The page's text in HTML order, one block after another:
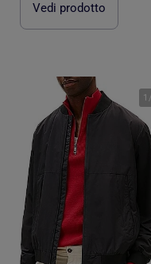
Vedi prodotto
1 /